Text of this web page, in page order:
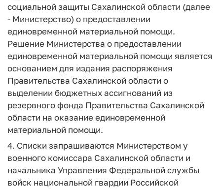
социальной защиты Сахалинской области (далее
- Министерство) о предоставлении
единовременной материальной помощи.
Решение Министерства о предоставлении
единовременной материальной помощи является
основанием для издания распоряжения
Правительства Сахалинской области о
выделении бюджетных ассигнований из
резервного фонда Правительства Сахалинской
области на оказание единовременной
материальной помощи.
4. Списки запрашиваются Министерством у
военного комиссара Сахалинской области и
начальника Управления Федеральной службы
войск национальной гвардии Российской